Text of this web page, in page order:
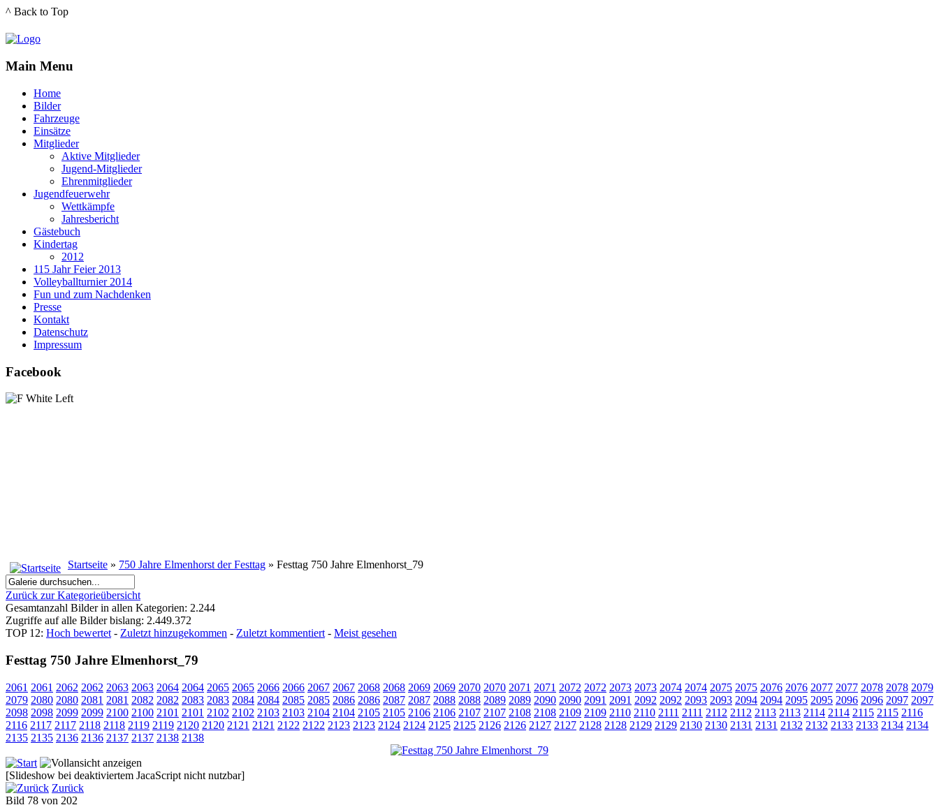
^ Back to Top
Main Menu
Home
Bilder
Fahrzeuge
Einsätze
Mitglieder
Aktive Mitglieder
Jugend-Mitglieder
Ehrenmitglieder
Jugendfeuerwehr
Wettkämpfe
Jahresbericht
Gästebuch
Kindertag
2012
115 Jahr Feier 2013
Volleyballturnier 2014
Fun und zum Nachdenken
Presse
Kontakt
Datenschutz
Impressum
Facebook
Startseite » 750 Jahre Elmenhorst der Festtag » Festtag 750 Jahre Elmenhorst_79
Zurück zur Kategorieübersicht
Gesamtanzahl Bilder in allen Kategorien: 2.244
Zugriffe auf alle Bilder bislang: 2.449.372
TOP 12: Hoch bewertet - Zuletzt hinzugekommen - Zuletzt kommentiert - Meist gesehen
Festtag 750 Jahre Elmenhorst_79
2061 2061 2062 2062 2063 2063 2064 2064 2065 2065 2066 2066 2067 2067 2068 2068 2069 2069 2070 2070 2071 2071 2072 2072 2073 2073 2074 2074 2075 2075 2076 2076 2077 2077 2078 2078 2079
2079 2080 2080 2081 2081 2082 2082 2083 2083 2084 2084 2085 2085 2086 2086 2087 2087 2088 2088 2089 2089 2090 2090 2091 2091 2092 2092 2093 2093 2094 2094 2095 2095 2096 2096 2097 2097
2098 2098 2099 2099 2100 2100 2101 2101 2102 2102 2103 2103 2104 2104 2105 2105 2106 2106 2107 2107 2108 2108 2109 2109 2110 2110 2111 2111 2112 2112 2113 2113 2114 2114 2115 2115 2116
2116 2117 2117 2118 2118 2119 2119 2120 2120 2121 2121 2122 2122 2123 2123 2124 2124 2125 2125 2126 2126 2127 2127 2128 2128 2129 2129 2130 2130 2131 2131 2132 2132 2133 2133 2134 2134
2135 2135 2136 2136 2137 2137 2138 2138
[Slideshow bei deaktiviertem JacaScript nicht nutzbar]
Zurück
Bild 78 von 202